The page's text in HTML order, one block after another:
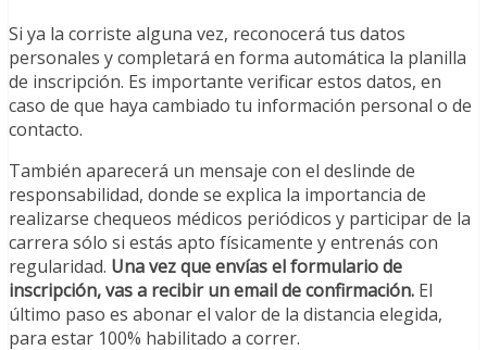
Si ya la corriste alguna vez, reconocerá tus datos
personales y completará en forma automática la planilla
de inscripción. Es importante verificar estos datos, en
caso de que haya cambiado tu información personal o de
contacto.
También aparecerá un mensaje con el deslinde de
responsabilidad, donde se explica la importancia de
realizarse chequeos médicos periódicos y participar de la
carrera sólo si estás apto físicamente y entrenás con
regularidad. Una vez que envías el formulario de
inscripción, vas a recibir un email de confirmación. El
último paso es abonar el valor de la distancia elegida,
para estar 100% habilitado a correr.